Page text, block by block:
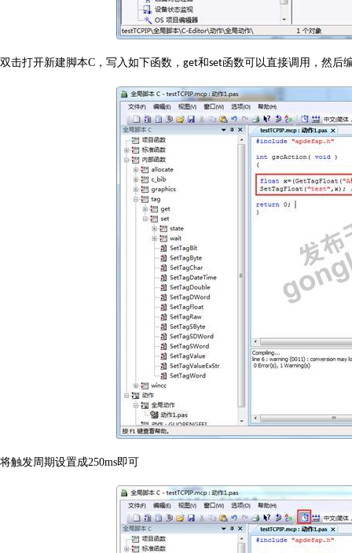
双击打开新建脚本C ，写入如下函数， get和set函数可以直接调用，然后
将触发周期设置成250ms即可